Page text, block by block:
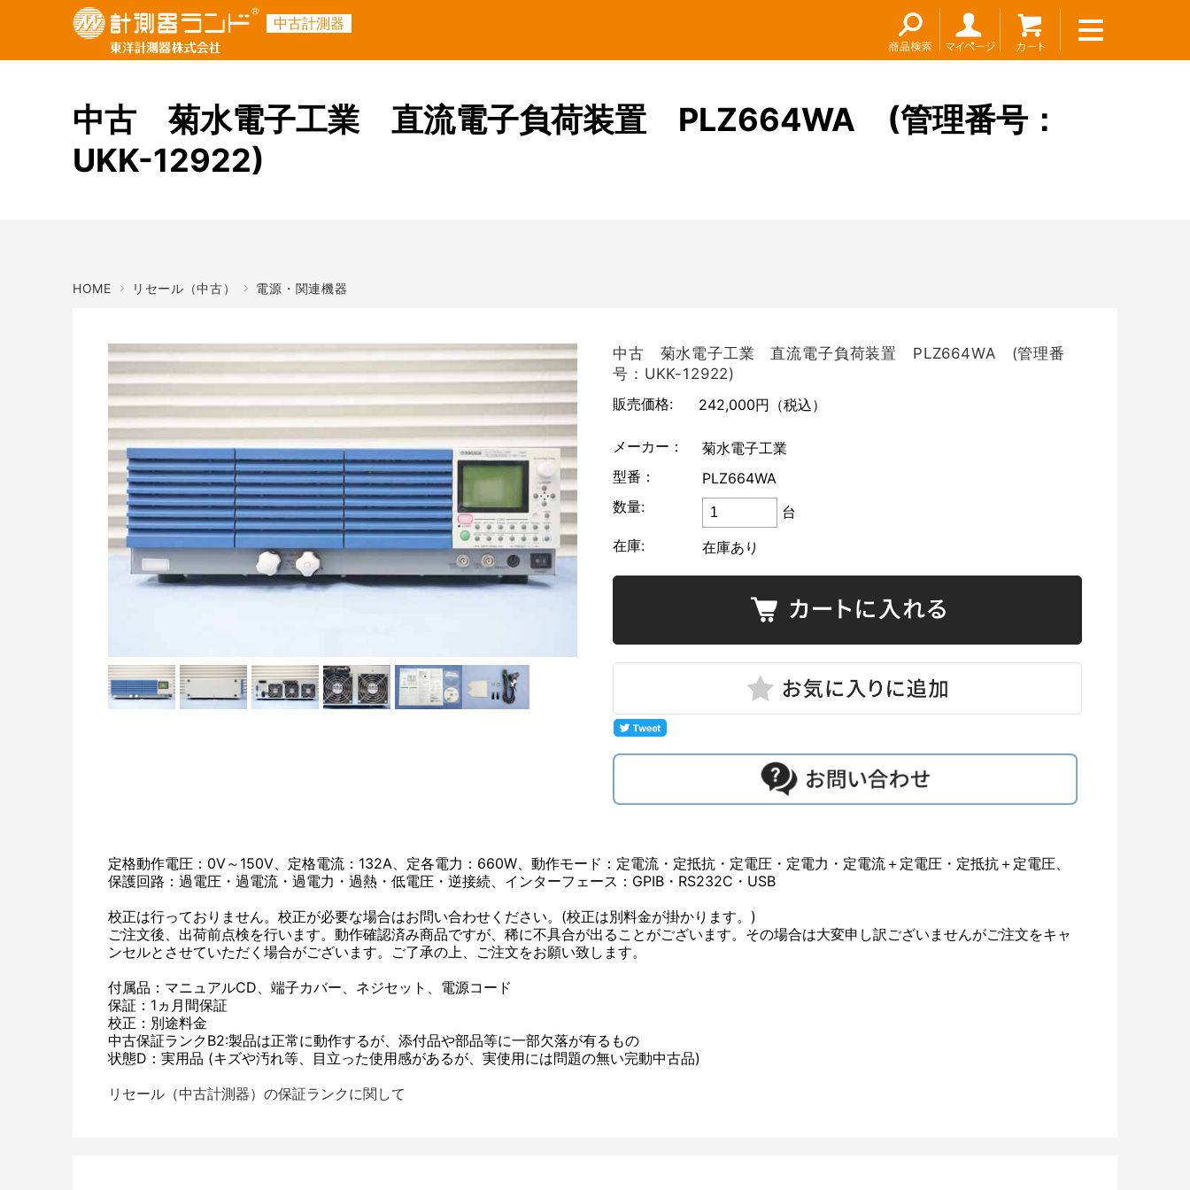
中古計測器
ご利用ガイド
共立電気計器
三和電気計器
テクシオ
横河計測
リゴル
ローデ・シュワルツ
お問い合わせ
商品名・キーワード
中古 菊水電子工業 直流電子負荷装置 PLZ664WA (管理番号：
UKK-12922)
HOME リセール（中古） 電源・関連機器
中古 菊水電子工業 直流電子負荷装置 PLZ664WA (管理番
号：UKK-12922)
販売価格:
242,000円 （税込）
メーカー：
菊水電子工業
型番：
PLZ664WA
数量:
台
在庫:
在庫あり
定格動作電圧：0V～150V、定格電流：132A、定各電力：660W、動作モード：定電流・定抵抗・定電圧・定電力・定電流＋定電圧・定抵抗＋定電圧、
保護回路：過電圧・過電流・過電力・過熱・低電圧・逆接続、インターフェース：GPIB・RS232C・USB
校正は行っておりません。校正が必要な場合はお問い合わせください。(校正は別料金が掛かります。)
ご注文後、出荷前点検を行います。動作確認済み商品ですが、稀に不具合が出ることがございます。その場合は大変申し訳ございませんがご注文をキャ
ンセルとさせていただく場合がございます。ご了承の上、ご注文をお願い致します。
付属品：マニュアルCD、端子カバー、ネジセット、電源コード
保証：1ヵ月間保証
校正：別途料金
中古保証ランクB2:製品は正常に動作するが、添付品や部品等に一部欠落が有るもの
状態D：実用品 (キズや汚れ等、目立った使用感があるが、実使用には問題の無い完動中古品)
リセール（中古計測器）の保証ランクに関して